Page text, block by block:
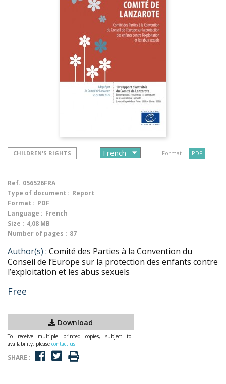
CHILDREN'S RIGHTS Format : PDF
Ref. 056526FRA
Type of document : Report
Format : PDF
Language : French
Size : 4,08 MB
Number of pages : 87
Author(s) : Comité des Parties à la Convention du
Conseil de l’Europe sur la protection des enfants contre
l’exploitation et les abus sexuels
Free
Download
To receive multiple printed copies, subject to
availability, please contact us
SHARE :